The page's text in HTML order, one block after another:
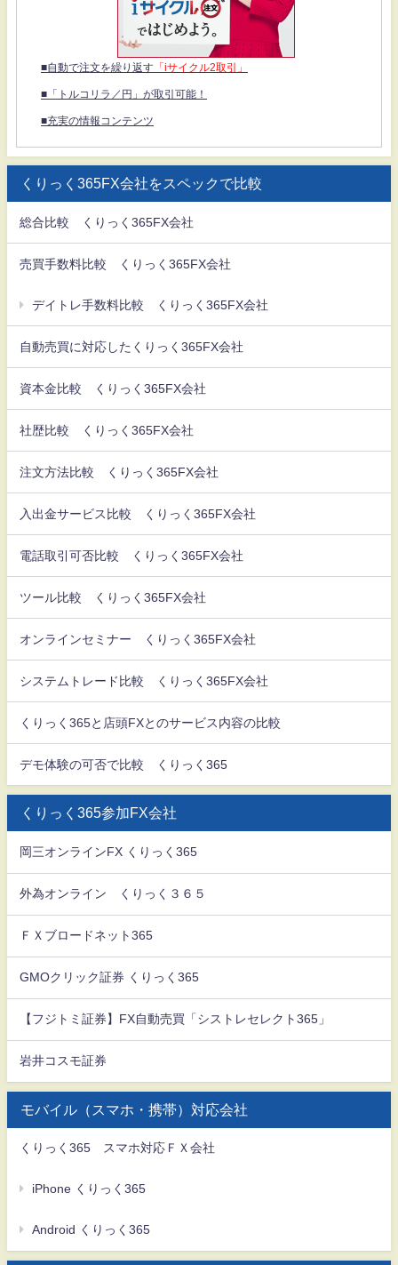
■自動で注文を繰り返す 「iサイクル2取引」
■「トルコリラ／円」が取引可能！
■充実の情報コンテンツ
くりっく365FX会社をスペックで比較
総合比較 くりっく365FX会社
売買手数料比較 くりっく365FX会社
デイトレ手数料比較 くりっく365FX会社
自動売買に対応したくりっく365FX会社
資本金比較 くりっく365FX会社
社歴比較 くりっく365FX会社
注文方法比較 くりっく365FX会社
入出金サービス比較 くりっく365FX会社
電話取引可否比較 くりっく365FX会社
ツール比較 くりっく365FX会社
オンラインセミナー くりっく365FX会社
システムトレード比較 くりっく365FX会社
くりっく365と店頭FXとのサービス内容の比較
デモ体験の可否で比較 くりっく365
くりっく365参加FX会社
岡三オンラインFX くりっく365
外為オンライン くりっく３６５
ＦＸブロードネット365
GMOクリック証券 くりっく365
【フジトミ証券】FX自動売買「シストレセレクト365」
岩井コスモ証券
モバイル（スマホ・携帯）対応会社
くりっく365 スマホ対応ＦＸ会社
iPhone くりっく365
Android くりっく365